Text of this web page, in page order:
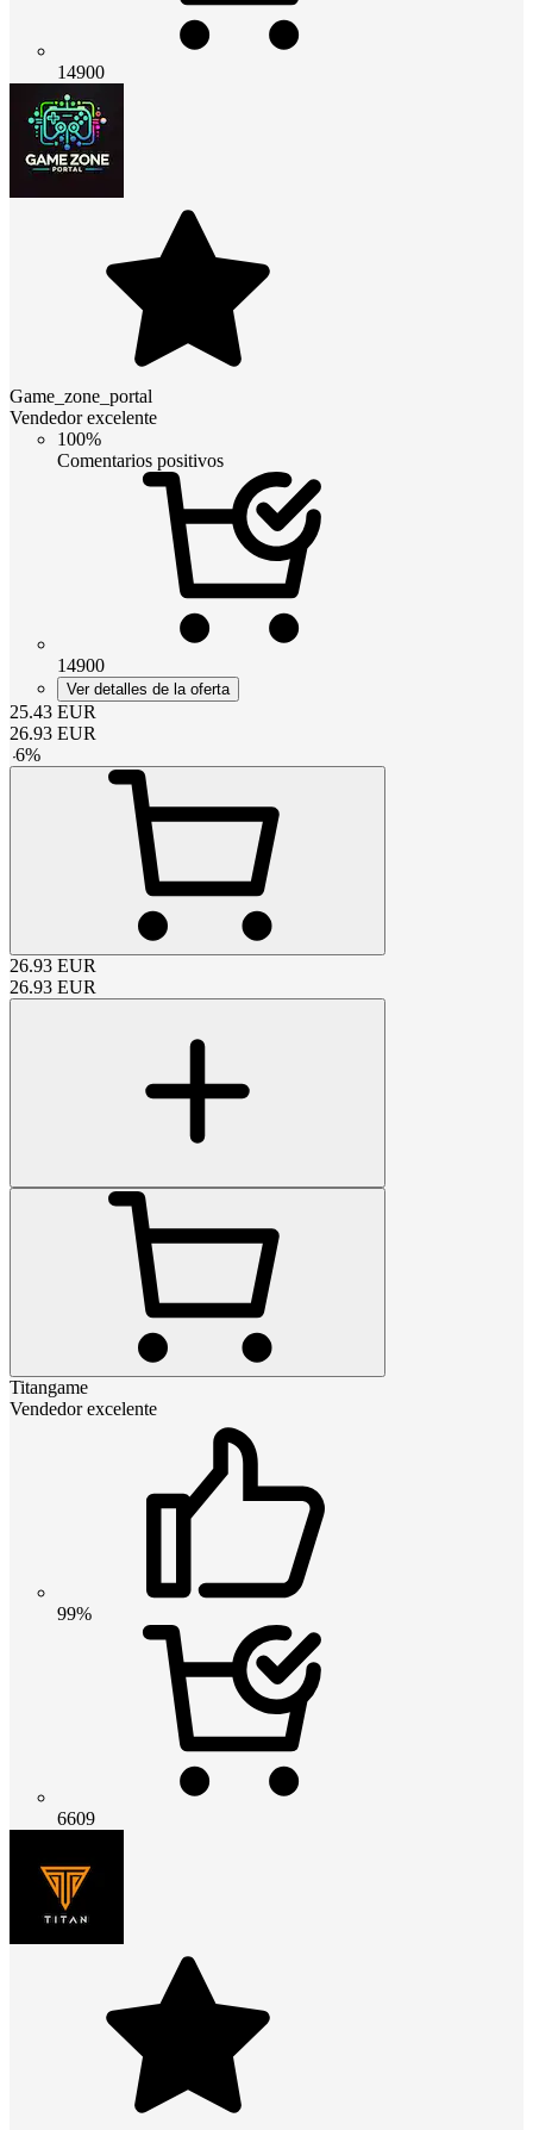
14900
Game_zone_portal
Vendedor excelente
100%
Comentarios positivos
14900
Ver detalles de la oferta
25.43 EUR
26.93 EUR
-6%
26.93 EUR
26.93 EUR
Titangame
Vendedor excelente
99%
6609